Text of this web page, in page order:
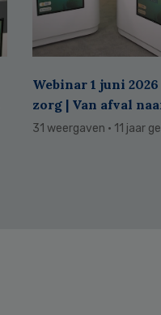
Webinar 1 juni
zorg | Van afval
31 weergaven · 11 jaar